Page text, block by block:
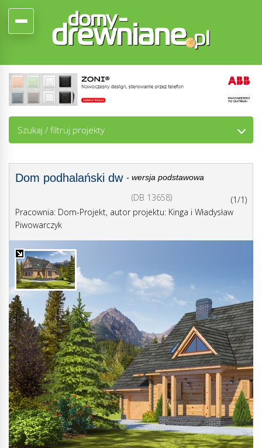
Szukaj / filtruj projekty
Dom podhalański dw - wersja podstawowa
(DB 13658)
(1/1)
Pracownia: Dom-Projekt, autor projektu: Kinga i Władysław
Piwowarczyk